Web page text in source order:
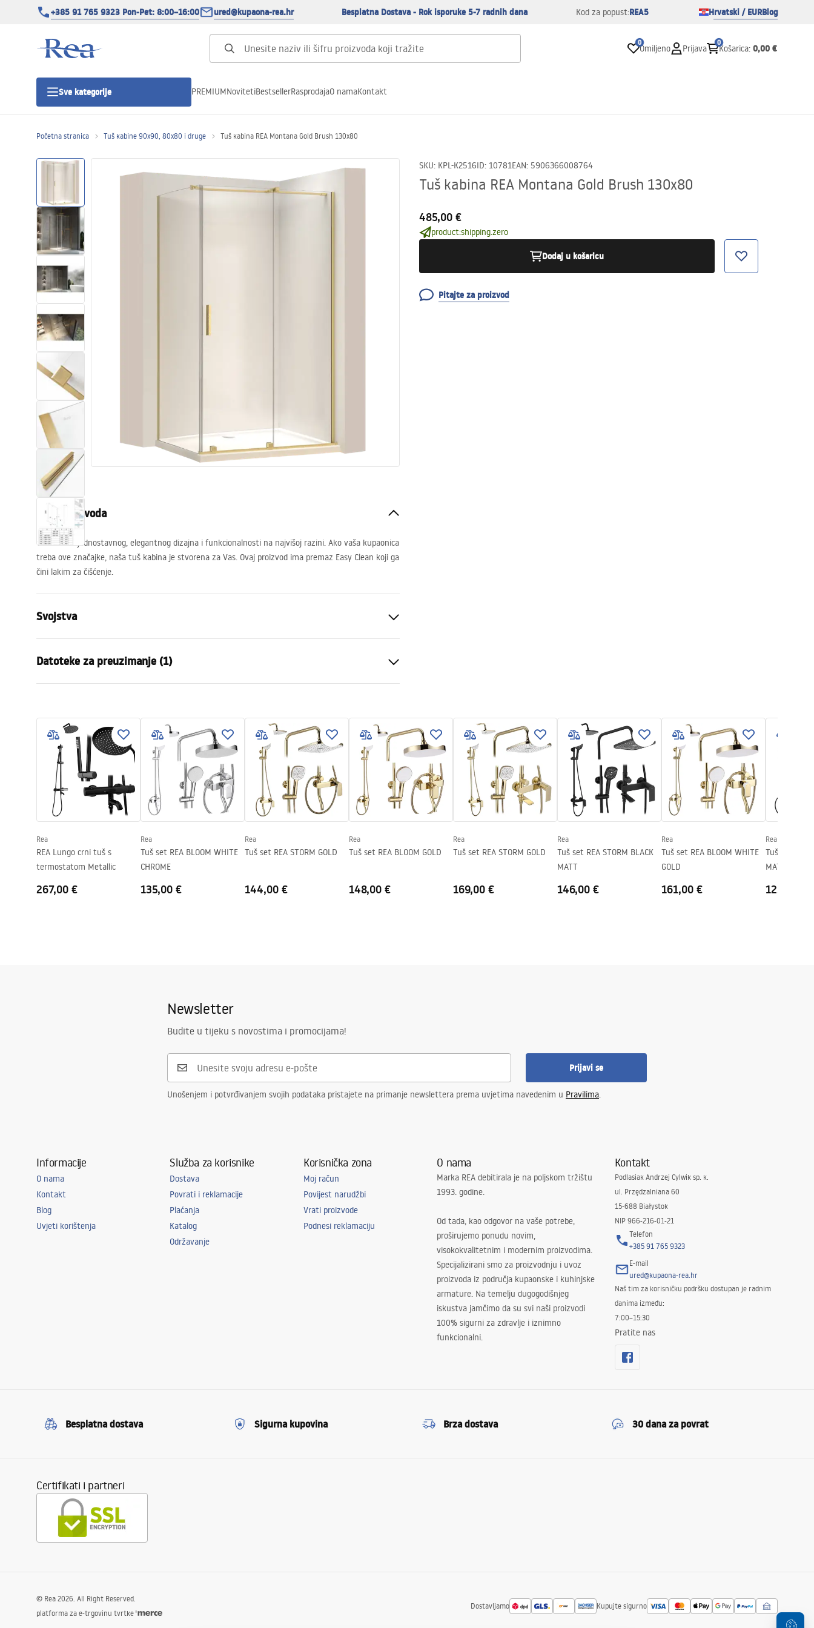
+385 91 765 9323 Pon-Pet: 8:00–16:00 ured@kupaona-rea.hr Besplatna Dostava - Rok isporuke 5-7 radnih dana Kod za popust:REA5 Hrvatski / EURBlog
0
Omiljeno Prijava
0
Košarica: 0,00 €
Sve kategorije
Tuš kade
Tuš Kanalice
WC školjke
Umivaonici
Kade i paravani
Miješalice, pipe, slavine
Kuhinja
PREMIUMNovitetiBestsellerRasprodajaO namaKontakt
Početna stranica Tuš kabine 90x90, 80x80 i druge Tuš kabina REA Montana Gold Brush 130x80
SKU: KPL-K2516ID: 10781EAN: 5906366008764
Tuš kabina REA Montana Gold Brush 130x80
485,00 €
product:shipping.zero
Dodaj u košaricu
Pitajte za proizvod
Opis proizvoda
Tuš kabina jednostavnog, elegantnog dizajna i funkcionalnosti na najvišoj razini. Ako vaša kupaonica
treba ove značajke, naša tuš kabina je stvorena za Vas. Ovaj proizvod ima premaz Easy Clean koji ga
čini lakim za čišćenje.
Svojstva
Boja
Tip kabine
Ugao
Način otvaranja
Montaža
Na tuš kadi ili podu
Visina (mm)
2005
Smjer kabine
Univerzalan
Jamstvo
24 mjeseca
Premaz Easy Clean
Da, na jednoj strani stakla.
Datoteke za preuzimanje (1)
Instrukcja Kabiny Montana.pdf
Rea
REA Lungo crni tuš s
termostatom Metallic
267,00 €
Rea
Tuš set REA BLOOM WHITE
CHROME
135,00 €
Rea
Tuš set REA STORM GOLD
144,00 €
Rea
Tuš set REA BLOOM GOLD
148,00 €
Rea
Tuš set REA STORM GOLD
169,00 €
Rea
Tuš set REA STORM BLACK
MATT
146,00 €
Rea
Tuš set REA BLOOM WHITE
GOLD
161,00 €
Rea
Tuš set REA
MATT
125,00 €
Newsletter
Budite u tijeku s novostima i promocijama!
Prijavi se
Unošenjem i potvrđivanjem svojih podataka pristajete na primanje newslettera prema uvjetima navedenim u Pravilima.
Informacije
O nama
Kontakt
Blog
Uvjeti korištenja
Služba za korisnike
Dostava
Povrati i reklamacije
Plaćanja
Katalog
Održavanje
Korisnička zona
Moj račun
Povijest narudžbi
Vrati proizvode
Podnesi reklamaciju
O nama
Marka REA debitirala je na poljskom tržištu
1993. godine.
Od tada, kao odgovor na vaše potrebe,
proširujemo ponudu novim,
visokokvalitetnim i modernim proizvodima.
Specijalizirani smo za proizvodnju i uvoz
proizvoda iz područja kupaonske i kuhinjske
armature. Na temelju dugogodišnjeg
iskustva jamčimo da su svi naši proizvodi
100% sigurni za zdravlje i iznimno
funkcionalni.
Kontakt
Podlasiak Andrzej Cylwik sp. k.
ul. Przędzalniana 60
15-688 Białystok
NIP 966-216-01-21
Telefon
+385 91 765 9323
E-mail
ured@kupaona-rea.hr
Naš tim za korisničku podršku dostupan je radnim
danima između:
7:00–15:30
Pratite nas
Besplatna dostava Sigurna kupovina Brza dostava 30 dana za povrat
Certifikati i partneri
Dostavljamo Kupujte sigurno
© Rea 2026. All Right Reserved.
platforma za e-trgovinu tvrtke